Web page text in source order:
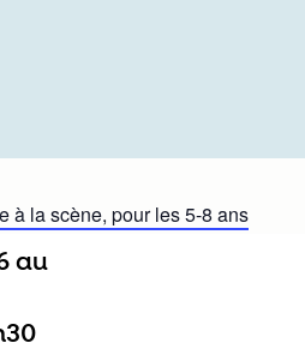
à la scène, pour les 5-8 ans
au